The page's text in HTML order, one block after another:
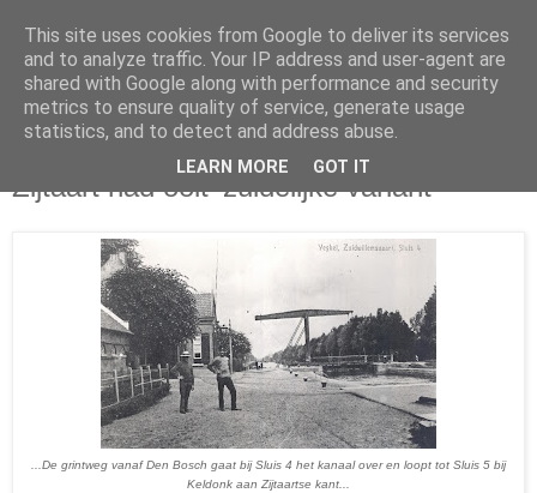
woensdag 17 februari 2016
Zijtaart had ooit 'zuidelijke variant'
...De grintweg vanaf Den Bosch gaat bij Sluis 4 het kanaal over en loopt tot Sluis 5 bij
Keldonk aan Zijtaartse kant...
This site uses cookies from Google to deliver its services
and to analyze traffic. Your IP address and user-agent are
shared with Google along with performance and security
metrics to ensure quality of service, generate usage
statistics, and to detect and address abuse.
LEARN MORE GOT IT